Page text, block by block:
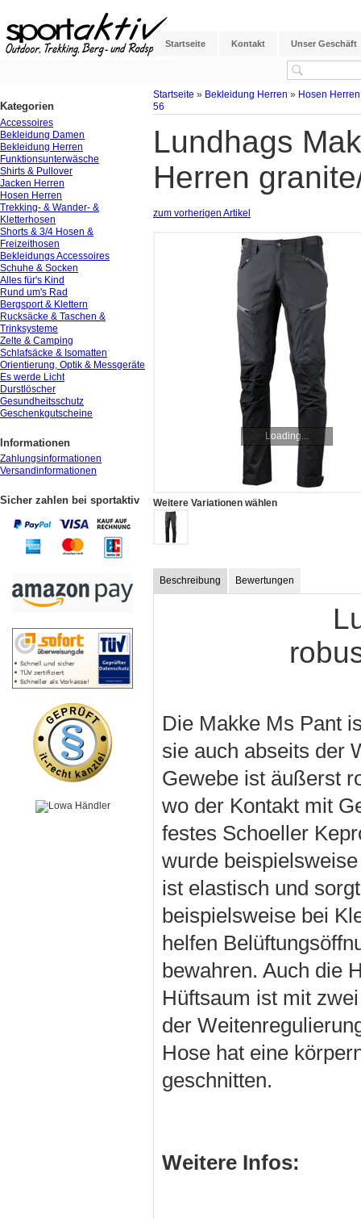
Startseite Kontakt Unser Geschäft
Startseite » Bekleidung Herren » Hosen Herren
56
Lundhags
Herren
zum vorherigen Artikel
Loading...
Weitere Variationen wählen
Beschreibung Bewertungen
Die Makke Ms Pant
sie auch abseits der
Gewebe ist äußerst
wo der Kontakt mit
festes Schoeller
wurde
ist elastisch und
beispielsweise bei
helfen
bewahren. Auch die
Hüftsaum ist mit
der
Hose hat eine
geschnitten.
Weitere Infos:
Kategorien
Accessoires
Bekleidung Damen
Bekleidung Herren
Funktionsunterwäsche
Shirts & Pullover
Jacken Herren
Hosen Herren
Trekking- & Wander- &
Kletterhosen
Shorts & 3/4 Hosen &
Freizeithosen
Bekleidungs Accessoires
Schuhe & Socken
Alles für's Kind
Rund um's Rad
Bergsport & Klettern
Rucksäcke & Taschen &
Trinksysteme
Zelte & Camping
Schlafsäcke & Isomatten
Orientierung, Optik & Messgeräte
Es werde Licht
Durstlöscher
Gesundheitsschutz
Geschenkgutscheine
Informationen
Zahlungsinformationen
Versandinformationen
Sicher zahlen bei sportaktiv